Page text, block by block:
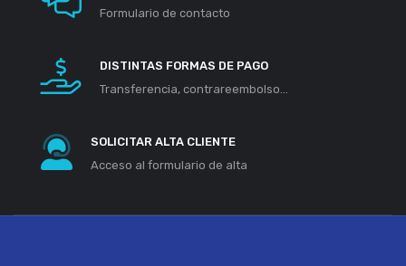
Formulario de contacto
DISTINTAS FORMAS DE PAGO
Transferencia, contrareembolso...
SOLICITAR ALTA CLIENTE
Acceso al formulario de alta